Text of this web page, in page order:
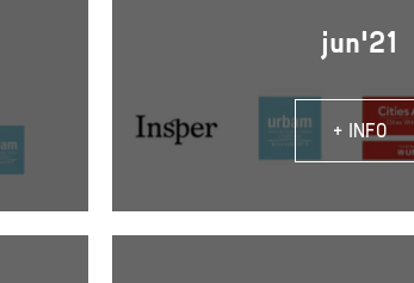
jun'21
+ INFO